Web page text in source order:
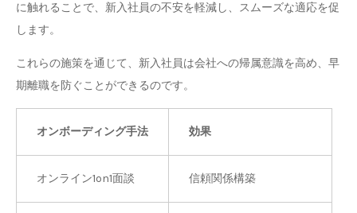
に触れることで、新入社員の不安を軽減し、スムーズな適応を促
します。
これらの施策を通じて、新入社員は会社への帰属意識を高め、早
期離職を防ぐことができるのです。
オンボーディング手法 効果
オンライン1on1面談 信頼関係構築